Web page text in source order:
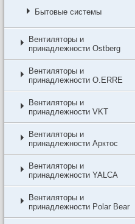
Бытовые системы
Вентиляторы и
принадлежности Ostberg
Вентиляторы и
принадлежности O.ERRE
Вентиляторы и
принадлежности VKT
Вентиляторы и
принадлежности Арктос
Вентиляторы и
принадлежности YALCA
Вентиляторы и
принадлежности Polar Bear